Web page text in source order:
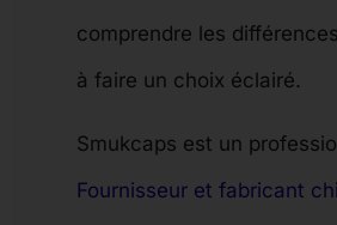
comprendre les
à faire un choix éclairé.
Smukcaps est un
Fournisseur et fabricant